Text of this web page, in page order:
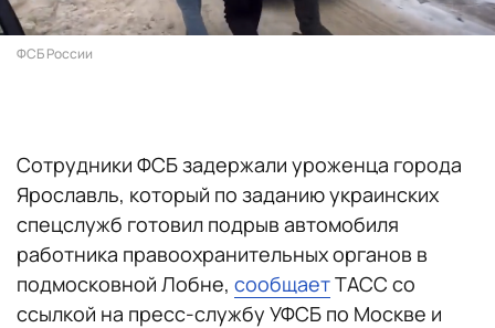
ФСБ России
Сотрудники ФСБ задержали уроженца города
Ярославль, который по заданию украинских
спецслужб готовил подрыв автомобиля
работника правоохранительных органов в
подмосковной Лобне, сообщаетТАСС со
ссылкой на пресс-службу УФСБ по Москве и